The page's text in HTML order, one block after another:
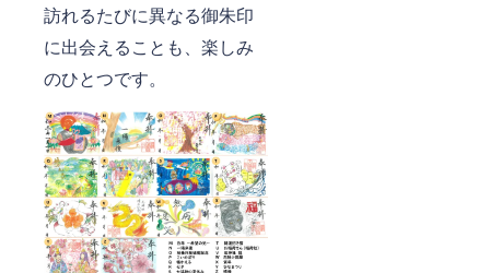
訪れるたびに異なる御朱印
に出会えることも、楽しみ
のひとつです。